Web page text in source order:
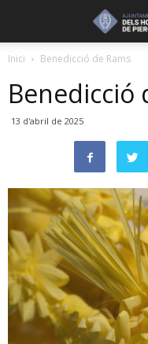
Inici Benedicció de Rams
Benedicció
13 d'abril de 2025